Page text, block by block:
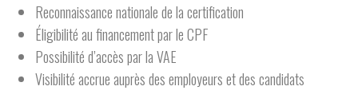
Reconnaissance nationale de la certification
Éligibilité au financement par le CPF
Possibilité d’accès par la VAE
Visibilité accrue auprès des employeurs et des candidats